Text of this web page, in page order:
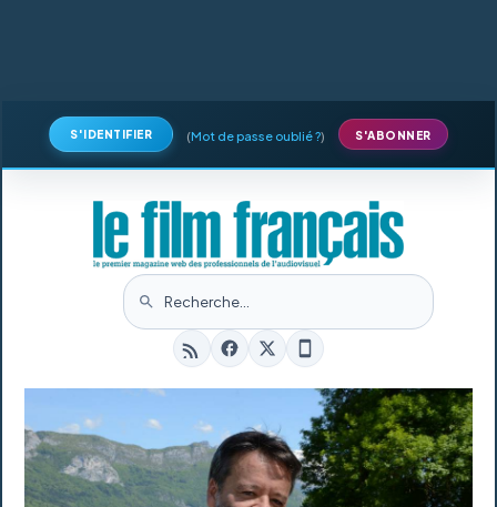
S'IDENTIFIER (Mot de passe oublié ?) S'ABONNER